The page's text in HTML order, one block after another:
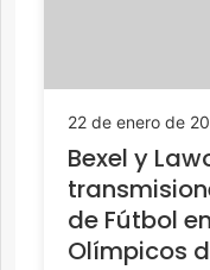
22 de enero de
Bexel y
de Fútbol
Olímpicos